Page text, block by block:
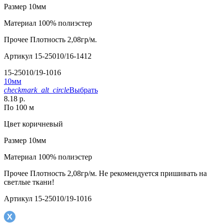
Размер 10мм
Материал 100% полиэстер
Прочее Плотность 2,08гр/м.
Артикул 15-25010/16-1412
15-25010/19-1016
10мм
checkmark_alt_circleВыбрать
8.18 р.
По 100 м
Цвет коричневый
Размер 10мм
Материал 100% полиэстер
Прочее Плотность 2,08гр/м. Не рекомендуется пришивать на
светлые ткани!
Артикул 15-25010/19-1016